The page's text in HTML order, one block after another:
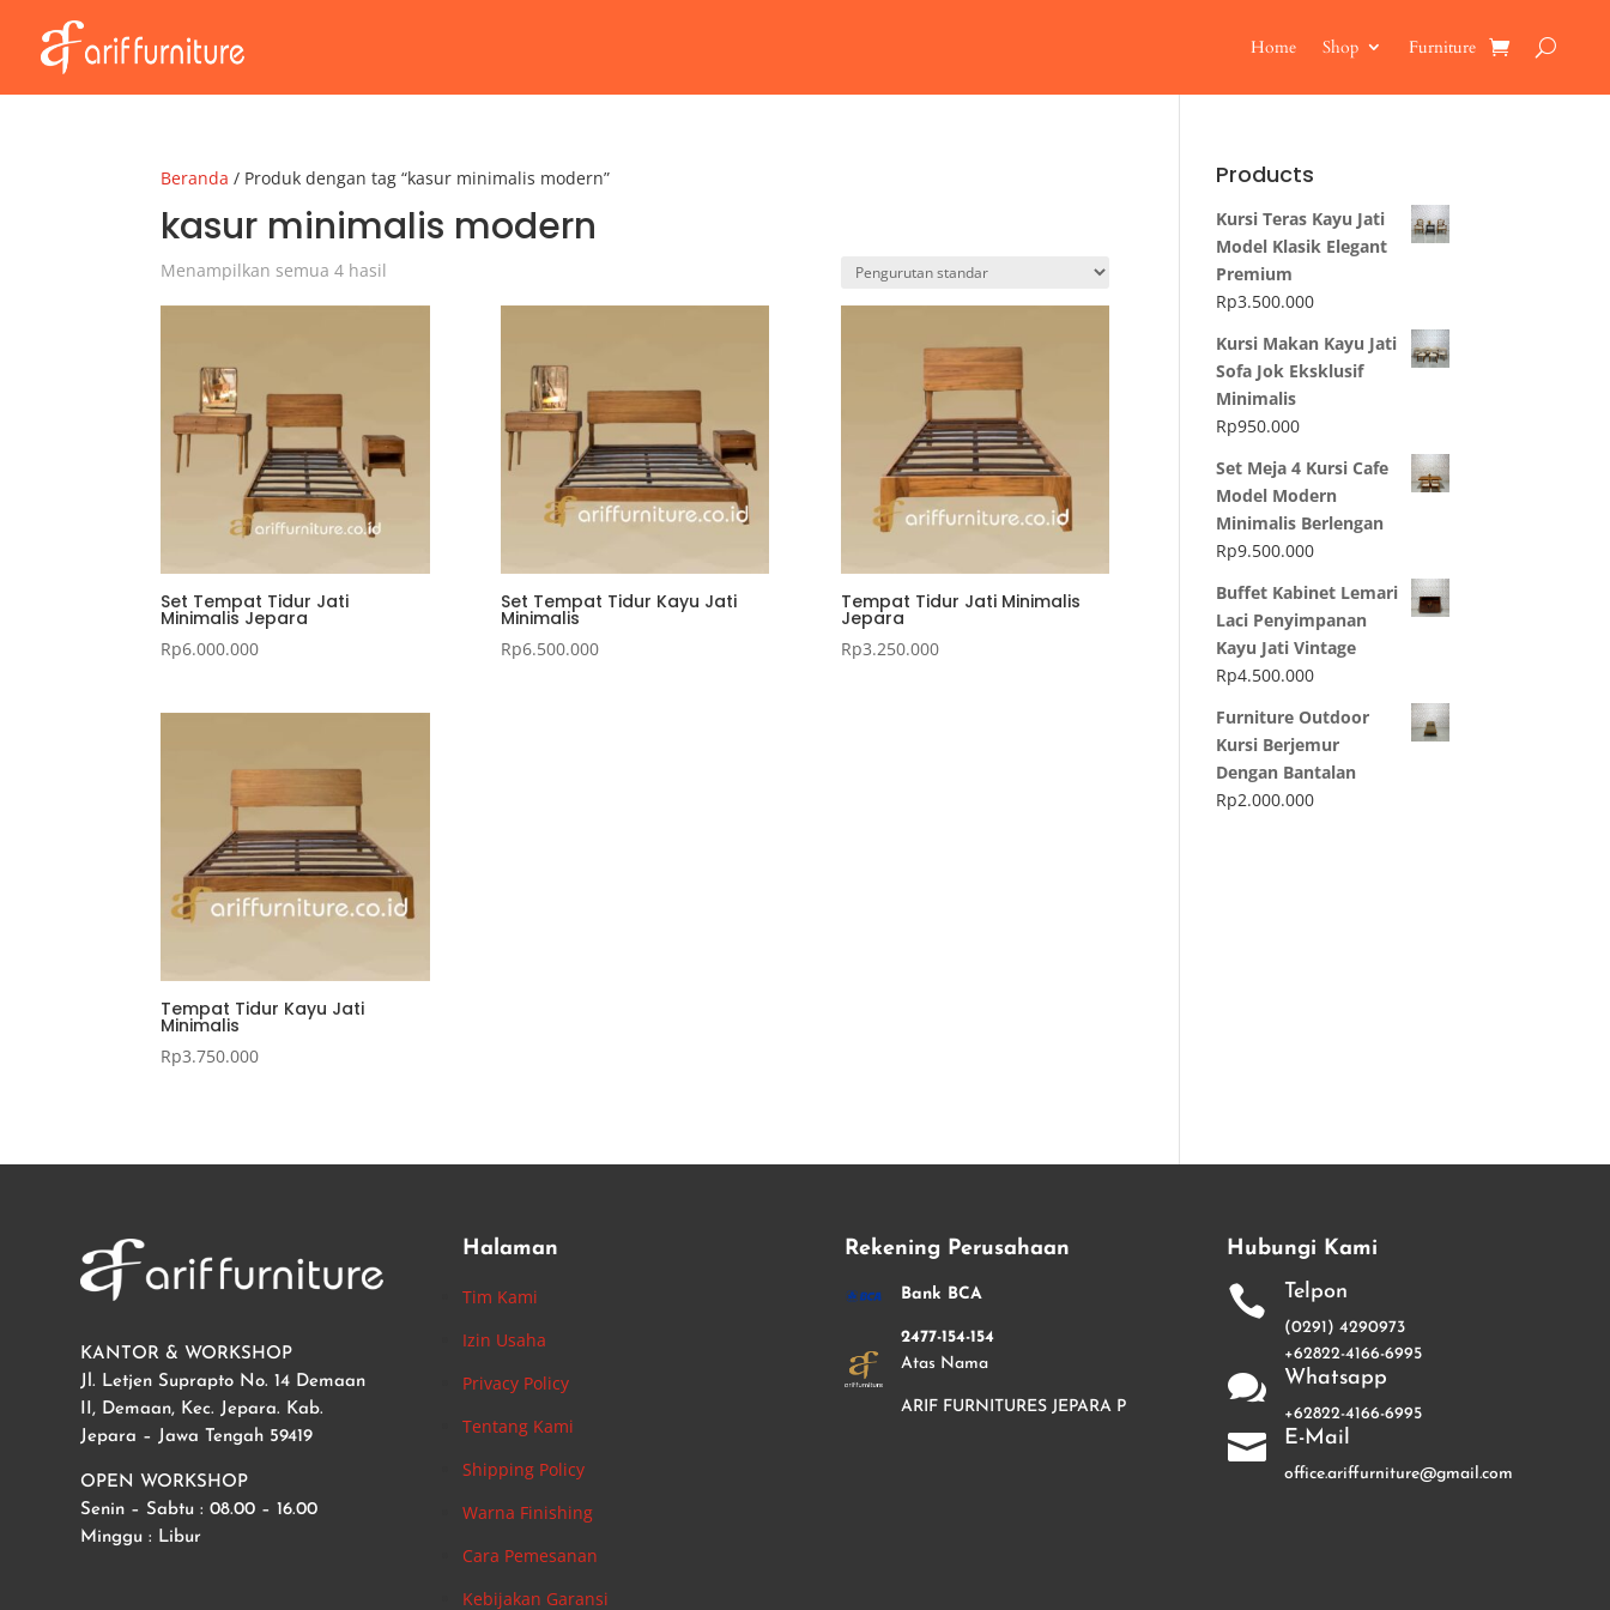
Home Shop Furniture
Beranda / Produk dengan tag “kasur minimalis modern”
kasur minimalis modern
Menampilkan semua 4 hasil
Set Tempat Tidur Jati
Minimalis Jepara
Rp6.000.000
Set Tempat Tidur Kayu Jati
Minimalis
Rp6.500.000
Tempat Tidur Jati Minimalis
Jepara
Rp3.250.000
Tempat Tidur Kayu Jati
Minimalis
Rp3.750.000
Products
Kursi Teras Kayu Jati
Model Klasik Elegant
Premium
Rp3.500.000
Kursi Makan Kayu Jati
Sofa Jok Eksklusif
Minimalis
Rp950.000
Set Meja 4 Kursi Cafe
Model Modern
Minimalis Berlengan
Rp9.500.000
Buffet Kabinet Lemari
Laci Penyimpanan
Kayu Jati Vintage
Rp4.500.000
Furniture Outdoor
Kursi Berjemur
Dengan Bantalan
Rp2.000.000
KANTOR & WORKSHOP
Jl. Letjen Suprapto No. 14 Demaan
II, Demaan, Kec. Jepara. Kab.
Jepara – Jawa Tengah 59419
OPEN WORKSHOP
Senin – Sabtu : 08.00 – 16.00
Minggu : Libur
Halaman
Tim Kami
Izin Usaha
Privacy Policy
Tentang Kami
Shipping Policy
Warna Finishing
Cara Pemesanan
Kebijakan Garansi
Rekening Perusahaan
Bank BCA
2477-154-154
Atas Nama
ARIF FURNITURES JEPARA P
Hubungi Kami
 Telpon
(0291) 4290973
+62822-4166-6995
 Whatsapp
+62822-4166-6995
 E-Mail
office.ariffurniture@gmail.com